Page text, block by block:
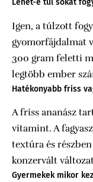
Lehet-e túl sokat
Igen, a túlzott
gyomorfájdalmat
300 gram feletti
legtöbb ember
Hatékonyabb friss
A friss ananász
vitamint. A
textúra és
konzervált
Gyermekek mikor